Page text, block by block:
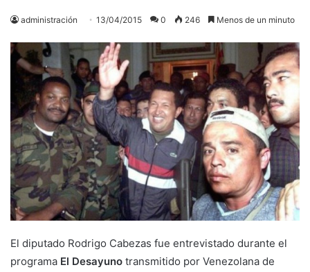
administración 13/04/2015 0 246 Menos de un minuto
El diputado Rodrigo Cabezas fue entrevistado durante el
programa El Desayuno transmitido por Venezolana de